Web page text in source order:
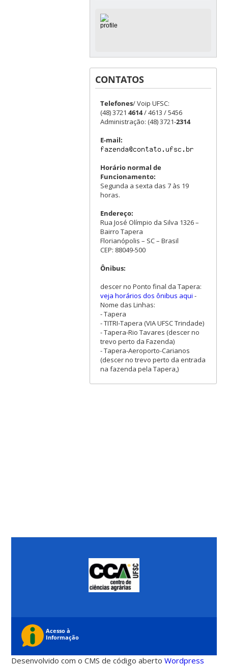
CONTATOS
Telefones/ Voip UFSC:
(48) 3721 4614/ 4613 / 5456
Administração: (48) 3721-2314
E-mail:
Horário normal de
Funcionamento:
Segunda a sexta das 7 às 19
horas.
Endereço:
Rua José Olímpio da Silva 1326 –
Bairro Tapera
Florianópolis – SC – Brasil
CEP: 88049-500
Ônibus:
descer no Ponto final da Tapera:
veja horários dos ônibus aqui -
Nome das Linhas:
- Tapera
- TITRI-Tapera (VIA UFSC Trindade)
- Tapera-Rio Tavares (descer no
trevo perto da Fazenda)
- Tapera-Aeroporto-Carianos
(descer no trevo perto da entrada
na fazenda pela Tapera,)
Desenvolvido com o CMS de código abertoWordpress